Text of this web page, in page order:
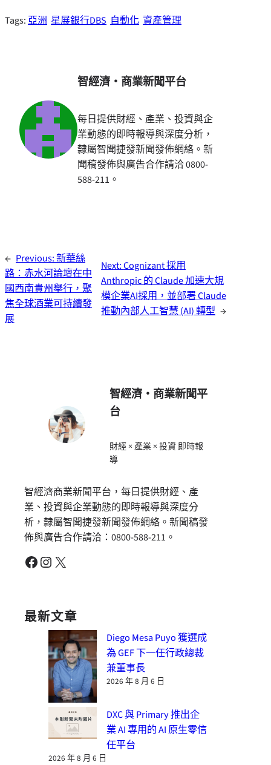
Tags:亞洲 星展銀行DBS 自動化 資產管理
智經濟・商業新聞平台
每日提供財經、產業、投資與企
業動態的即時報導與深度分析，
隸屬智聞捷發新聞發佈網絡。新
聞稿發佈與廣告合作請洽 0800-
588-211。
← Previous:新華絲
路：赤水河論壇在中
國西南貴州舉行，聚
焦全球酒業可持續發
展
Next:Cognizant 採用
Anthropic 的 Claude 加速大規
模企業AI採用，並部署 Claude
推動內部人工智慧 (AI) 轉型 →
智經濟・商業新聞平
台
財經 × 產業 × 投資 即時報
導
智經濟商業新聞平台，每日提供財經、產
業、投資與企業動態的即時報導與深度分
析，隸屬智聞捷發新聞發佈網絡。新聞稿發
佈與廣告合作請洽：0800-588-211。
Facebook Instagram X
最新文章
Diego Mesa Puyo 獲選成
為 GEF 下一任行政總裁
兼董事長
2026 年 8 月 6 日
DXC 與 Primary 推出企
業 AI 專用的 AI 原生零信
任平台
2026 年 8 月 6 日